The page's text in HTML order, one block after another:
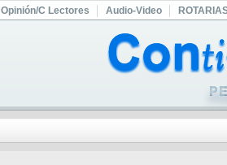
Opinión/C Lectores Audio-Video